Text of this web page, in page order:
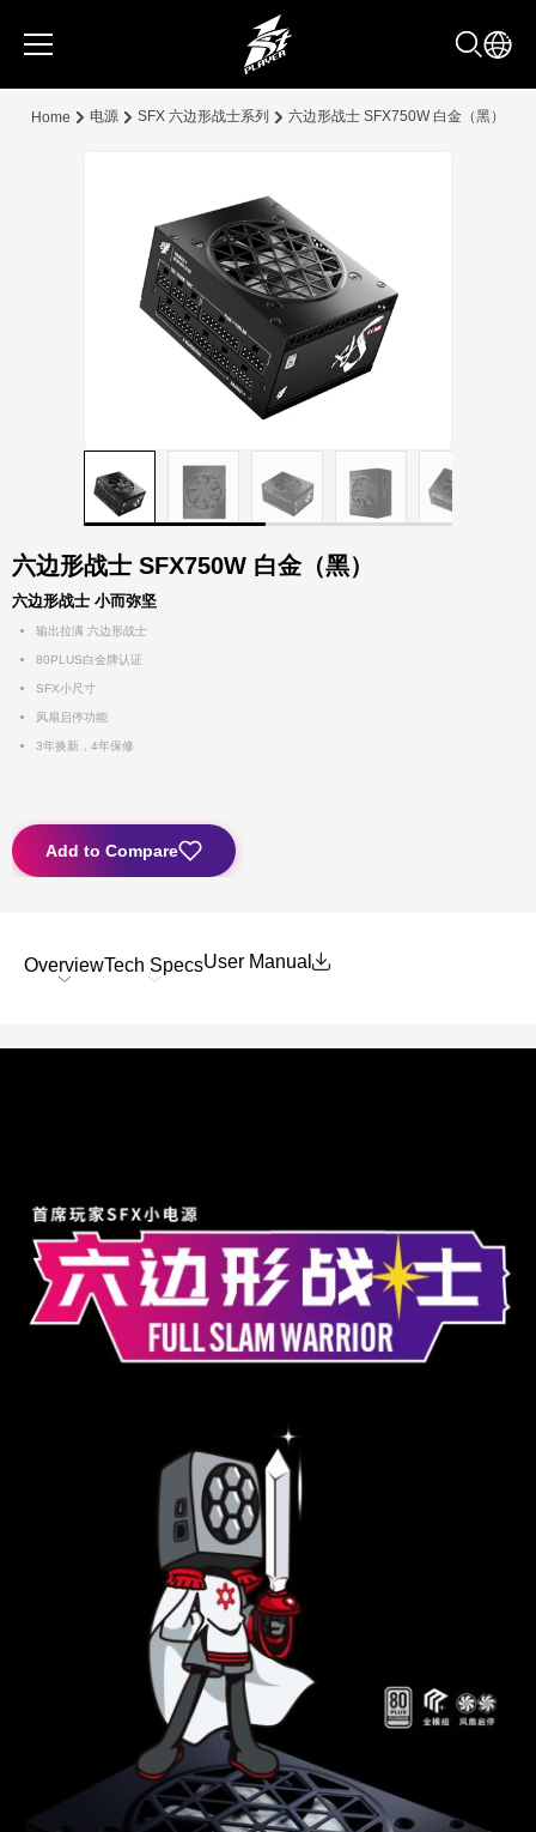
Home 电源 SFX 六边形战士系列 六边形战士 SFX750W 白金（黑）
六边形战士 SFX750W 白金（黑）
六边形战士 小而弥坚
输出拉满 六边形战士
80PLUS白金牌认证
SFX小尺寸
风扇启停功能
3年换新，4年保修
Add to Compare
OverviewTech SpecsUser Manual